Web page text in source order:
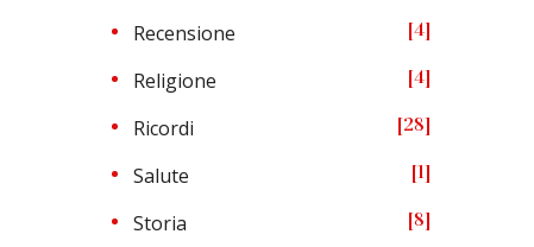
Recensione 4
Religione 4
Ricordi 28
Salute 1
Storia 8